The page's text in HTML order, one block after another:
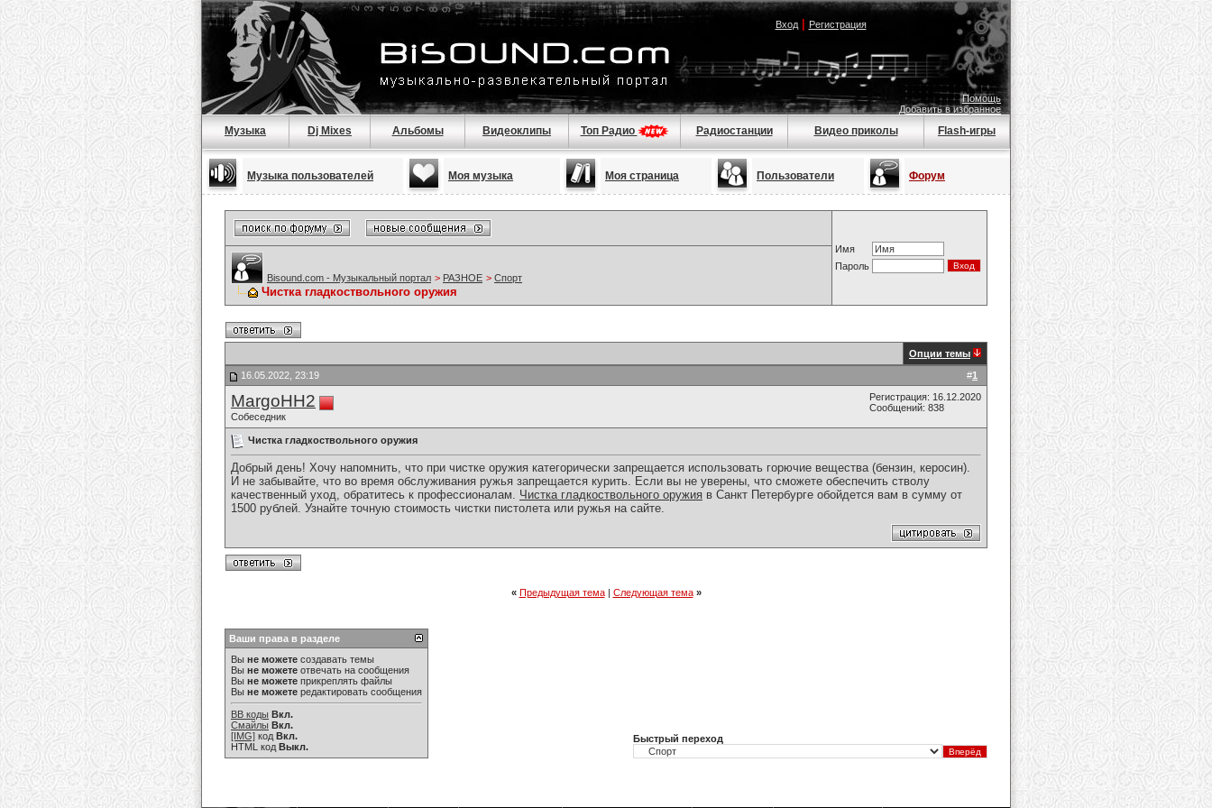
Вход| Регистрация
Помощь
Добавить в избранное
Музыка Dj Mixes Альбомы Видеоклипы Топ Радио Радиостанции Видео приколы Flash-игры
Музыка пользователей Моя музыка Моя страница Пользователи Форум
Имя
Пароль
Bisound.com - Музыкальный портал > РАЗНОЕ > Спорт
Чистка гладкоствольного оружия
Опции темы
#1
16.05.2022, 23:19
MargoHH2
Собеседник
Регистрация: 16.12.2020
Сообщений: 838
Чистка гладкоствольного оружия
Добрый день! Хочу напомнить, что при чистке оружия категорически запрещается использовать горючие вещества (бензин, керосин).
И не забывайте, что во время обслуживания ружья запрещается курить. Если вы не уверены, что сможете обеспечить стволу
качественный уход, обратитесь к профессионалам. Чистка гладкоствольного оружия в Санкт Петербурге обойдется вам в сумму от
1500 рублей. Узнайте точную стоимость чистки пистолета или ружья на сайте.
« Предыдущая тема| Следующая тема »
Ваши права в разделе
Вы не можете создавать темы
Вы не можете отвечать на сообщения
Вы не можете прикреплять файлы
Вы не можете редактировать сообщения
BB коды Вкл.
Смайлы Вкл.
[IMG] код Вкл.
HTML код Выкл.
Быстрый переход